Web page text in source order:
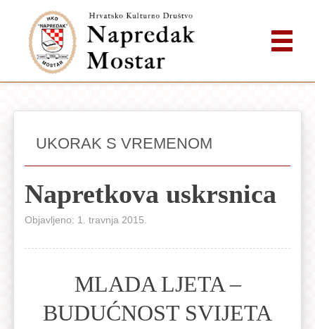
UKORAK S VREMENOM
Napretkova uskrsnica
Objavljeno: 1. travnja 2015.
MLADA LJETA –
BUDUĆNOST SVIJETA